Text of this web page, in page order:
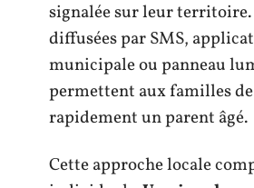
signalée sur leur territoire.
diffusées par SMS,
municipale ou panneau
permettent aux familles
rapidement un parent âgé.
Cette approche locale